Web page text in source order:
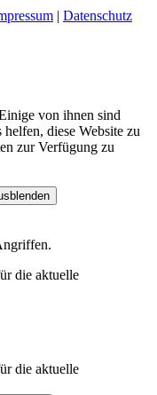
| Datenschutz
von ihnen sind
diese Website zu
zur Verfügung zu
die aktuelle
die aktuelle